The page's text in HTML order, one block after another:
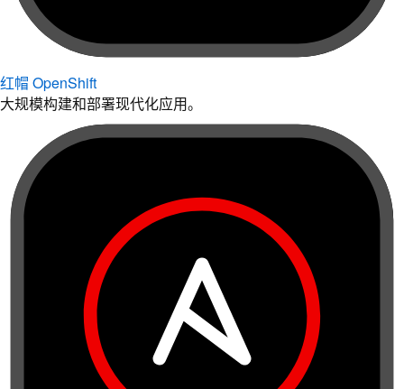
红帽 OpenShift
大规模构建和部署现代化应用。